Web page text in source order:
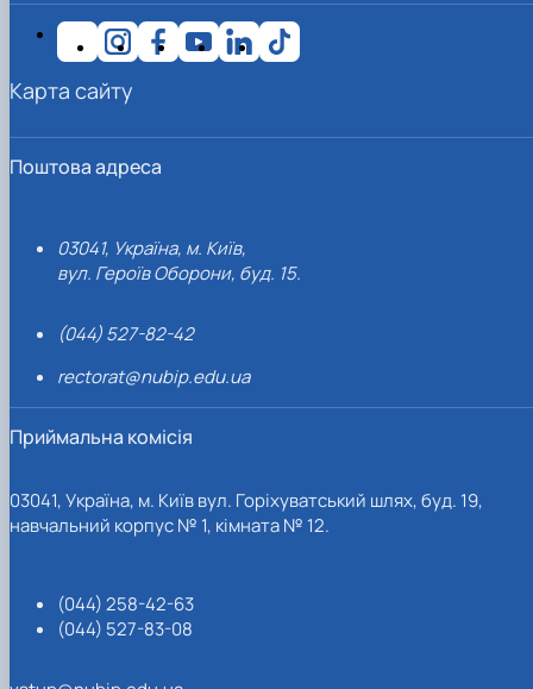
Поштова адреса
03041, Україна, м. Київ,
вул. Героїв Оборони, буд. 15.
(044) 527-82-42
rectorat@nubip.edu.ua
Приймальна комісія
03041, Україна, м. Київ вул. Горіхуватський шлях, буд. 19,
навчальний корпус № 1, кімната № 12.
(044) 258-42-63
(044) 527-83-08
Карта сайту